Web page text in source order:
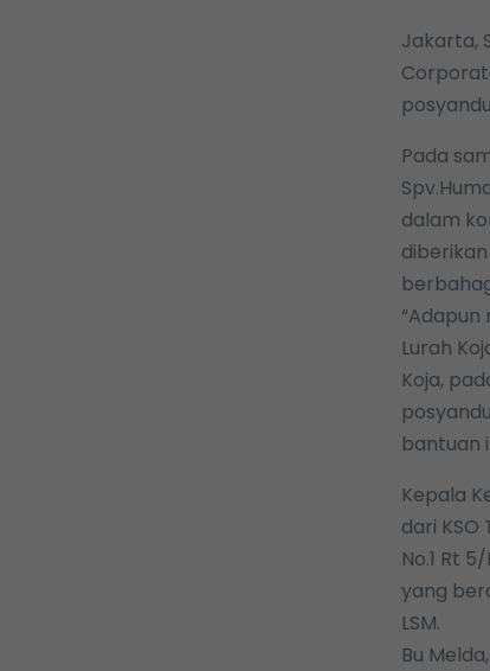
Jakarta,
Pada
dalam
Lurah
Koja,
bantuan
Kepala
dari
No.1 Rt
yang
LSM.
Bu